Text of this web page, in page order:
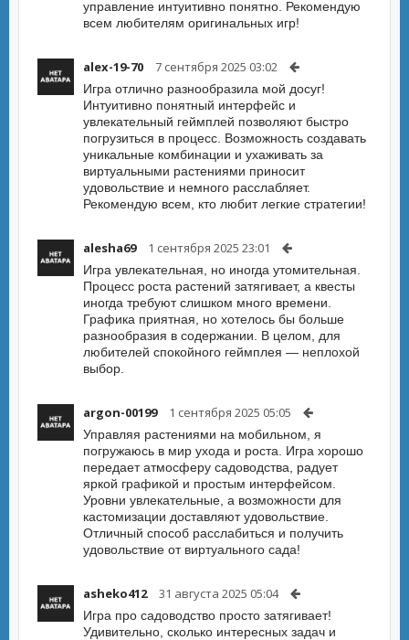
управление интуитивно понятно. Рекомендую
всем любителям оригинальных игр!
alex-19-70 7 сентября 2025 03:02
Игра отлично разнообразила мой досуг!
Интуитивно понятный интерфейс и
увлекательный геймплей позволяют быстро
погрузиться в процесс. Возможность создавать
уникальные комбинации и ухаживать за
виртуальными растениями приносит
удовольствие и немного расслабляет.
Рекомендую всем, кто любит легкие стратегии!
alesha69 1 сентября 2025 23:01
Игра увлекательная, но иногда утомительная.
Процесс роста растений затягивает, а квесты
иногда требуют слишком много времени.
Графика приятная, но хотелось бы больше
разнообразия в содержании. В целом, для
любителей спокойного геймплея — неплохой
выбор.
argon-00199 1 сентября 2025 05:05
Управляя растениями на мобильном, я
погружаюсь в мир ухода и роста. Игра хорошо
передает атмосферу садоводства, радует
яркой графикой и простым интерфейсом.
Уровни увлекательные, а возможности для
кастомизации доставляют удовольствие.
Отличный способ расслабиться и получить
удовольствие от виртуального сада!
asheko412 31 августа 2025 05:04
Игра про садоводство просто затягивает!
Удивительно, сколько интересных задач и